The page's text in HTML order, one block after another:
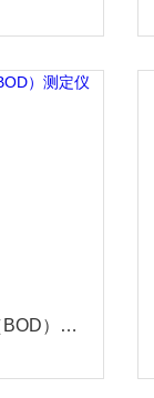
IN-BOD5生化需氧量（BOD）测定仪